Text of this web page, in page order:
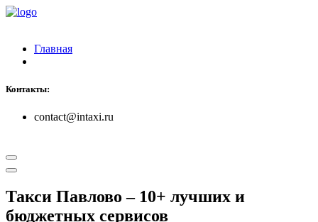
Главная
Контакты:
contact@intaxi.ru
Такси Павлово – 10+ лучших и
бюджетных сервисов